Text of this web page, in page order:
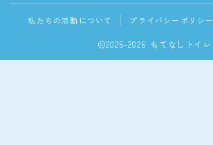
私たちの活動について プライバシーポリシー
2025–2026 もてなしトイレ